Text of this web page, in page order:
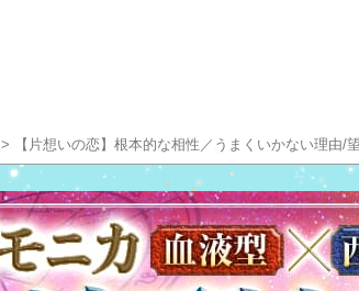
> 【片想いの恋】根本的な相性／うまくいかない理由/